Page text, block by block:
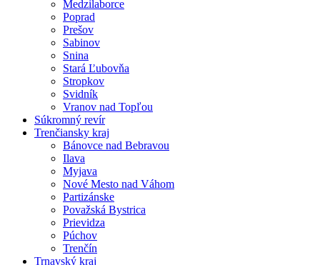
Medzilaborce
Poprad
Prešov
Sabinov
Snina
Stará Ľubovňa
Stropkov
Svidník
Vranov nad Topľou
Súkromný revír
Trenčiansky kraj
Bánovce nad Bebravou
Ilava
Myjava
Nové Mesto nad Váhom
Partizánske
Považská Bystrica
Prievidza
Púchov
Trenčín
Trnavský kraj